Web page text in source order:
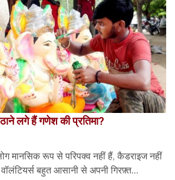
लगे हैं गणेश की प्रतिमा?
मानसिक रूप से परिपक्व नहीं हैं, कैडराइज नहीं
बहुत आसानी से अपनी गिरफ़्त...